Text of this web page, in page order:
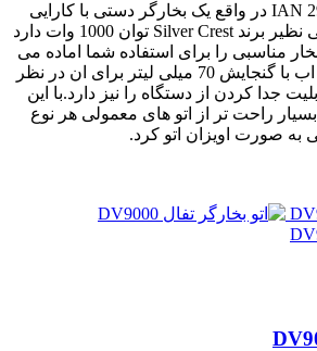
اتو سیلورکرست IAN 290638 در واقع یک بخارگر دستی با کارایی
بالا است.این محصول بی نظیر برند Silver Crest توان 1000 وات دارد
مناسبی را برای استفاده شما اماده می
کند.هم چنین یک مخزن اب با گنجایش 70 میلی لیتر برای ان در نظر
جدا کردن از دستگاه را نیز دارد.با این
راحت تر از اتو های معمولی هر نوع
به صورت اویزان اتو کرد.